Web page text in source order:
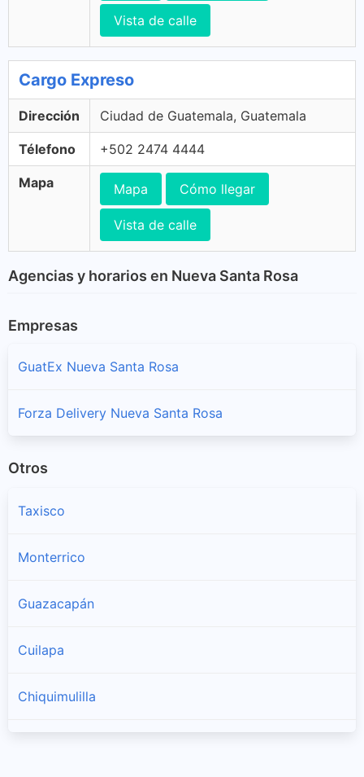
Vista de calle
Cargo Expreso
Dirección Ciudad de Guatemala, Guatemala
Télefono +502 2474 4444
Mapa Mapa Cómo llegar
Vista de calle
Agencias y horarios en Nueva Santa Rosa
Empresas
GuatEx Nueva Santa Rosa
Forza Delivery Nueva Santa Rosa
Otros
Taxisco
Monterrico
Guazacapán
Cuilapa
Chiquimulilla